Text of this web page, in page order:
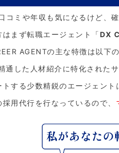
コミや年収も気になるけど、
はまず転職エージェント「 DX
AGENTの主な特徴は以下の
通した人材紹介に特化された
トする少数精鋭のエージェン
採用代行を行なっているので、